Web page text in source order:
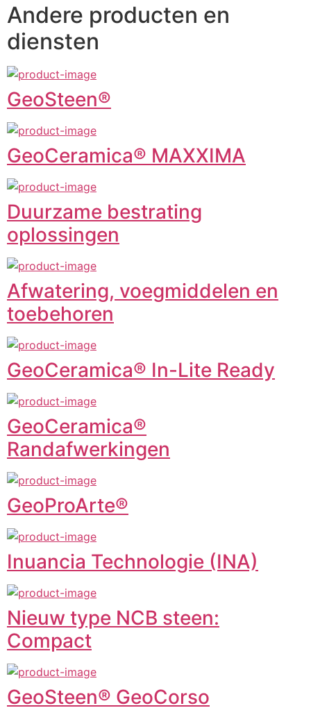
Andere producten en
diensten
GeoSteen®
GeoCeramica® MAXXIMA
Duurzame bestrating
oplossingen
Afwatering, voegmiddelen en
toebehoren
GeoCeramica® In-Lite Ready
GeoCeramica®
Randafwerkingen
GeoProArte®
Inuancia Technologie (INA)
Nieuw type NCB steen:
Compact
GeoSteen® GeoCorso